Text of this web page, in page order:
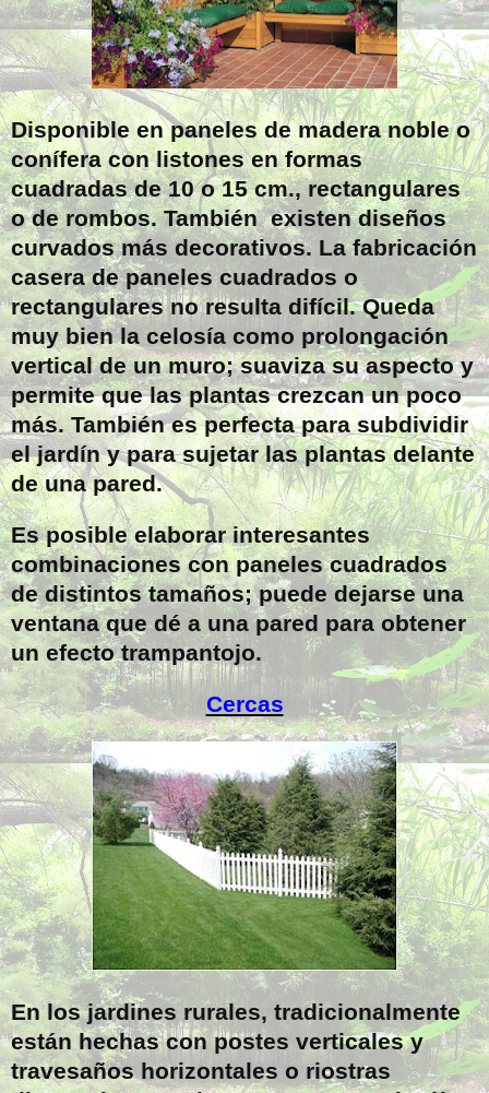
Disponible en paneles de madera noble o
conífera con listones en formas
cuadradas de 10 o 15 cm., rectangulares
o de rombos. También existen diseños
curvados más decorativos. La fabricación
casera de paneles cuadrados o
rectangulares no resulta difícil. Queda
muy bien la celosía como prolongación
vertical de un muro; suaviza su aspecto y
permite que las plantas crezcan un poco
más. También es perfecta para subdividir
el jardín y para sujetar las plantas delante
de una pared.
Es posible elaborar interesantes
combinaciones con paneles cuadrados
de distintos tamaños; puede dejarse una
ventana que dé a una pared para obtener
un efecto trampantojo.
Cercas
En los jardines rurales, tradicionalmente
están hechas con postes verticales y
travesaños horizontales o riostras